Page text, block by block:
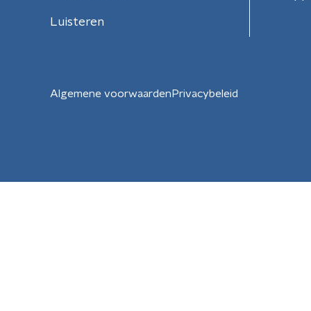
Luisteren
Algemene voorwaarden Privacybeleid